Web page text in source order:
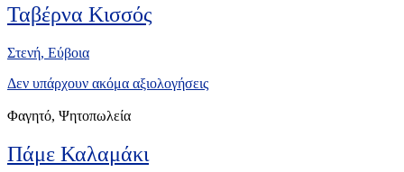
Ταβέρνα Κισσός
Στενή, Eύβοια
Δεν υπάρχουν ακόμα αξιολογήσεις
Φαγητό, Ψητοπωλεία
Πάμε Καλαμάκι